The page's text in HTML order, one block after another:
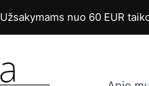
Užsakymams nuo 60 EUR